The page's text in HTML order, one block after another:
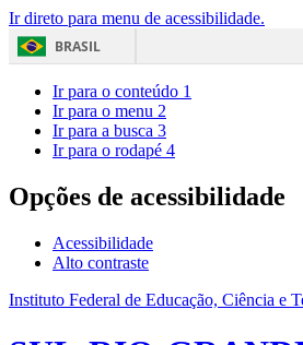
Ir direto para menu de acessibilidade.
BRASIL
Ir para o conteúdo 1
Ir para o menu 2
Ir para a busca 3
Ir para o rodapé 4
Opções de acessibilidade
Acessibilidade
Alto contraste
Instituto Federal de Educação, Ciência e